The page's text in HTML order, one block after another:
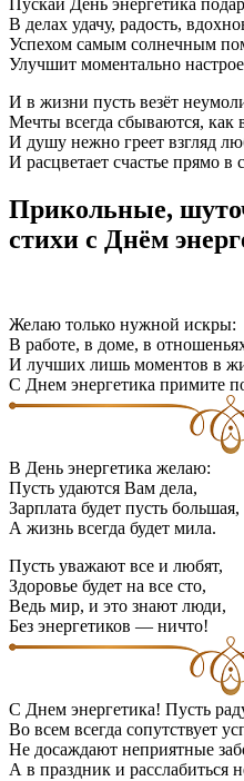
Пускай День энергетика
В делах удачу, радость,
Успехом самым солнечным
Улучшит моментально
И в жизни пусть везёт
Мечты всегда сбываются, как
И душу нежно греет взгляд
И расцветает счастье прямо в
Прикольные,
стихи с Днём
Желаю только нужной искры:
В работе, в доме, в
И лучших лишь моментов в
С Днем энергетика примите
В День энергетика желаю:
Пусть удаются Вам дела,
Зарплата будет пусть большая,
А жизнь всегда будет мила.
Пусть уважают все и любят,
Здоровье будет на все сто,
Ведь мир, и это знают люди,
Без энергетиков — ничто!
С Днем энергетика! Пусть
Во всем всегда сопутствует
Не досаждают неприятные
А в праздник и расслабиться